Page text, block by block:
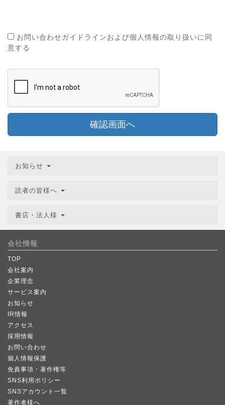
お問い合わせガイドラインおよび個人情報の取り扱いに同
意する
確認画面へ
お知らせ
読者の皆様へ
書店・法人様
会社情報
TOP
会社案内
企業理念
サービス案内
お知らせ
IR情報
アクセス
採用情報
お問い合わせ
個人情報保護
免責事項・著作権等
SNS利用ポリシー
SNSアカウント一覧
著作者様へ